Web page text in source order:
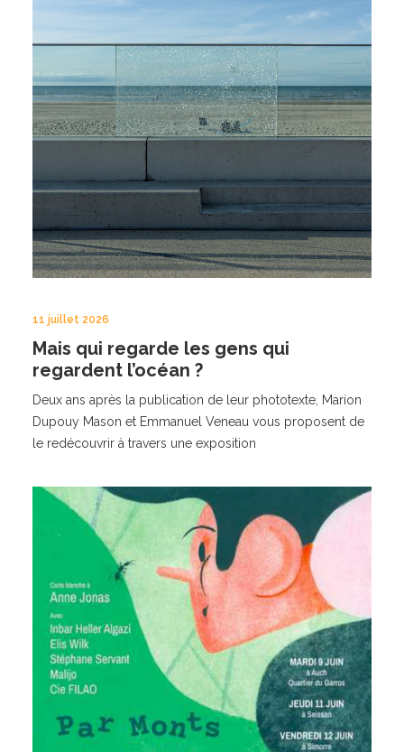
11 juillet 2026
Mais qui regarde les gens qui
regardent l’océan ?
Deux ans après la publication de leur phototexte, Marion
Dupouy Mason et Emmanuel Veneau vous proposent de
le redécouvrir à travers une exposition